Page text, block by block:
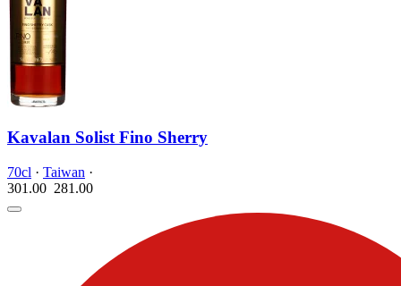
Kavalan Solist Fino Sherry
70cl · Taiwan ·
301.00 281.00